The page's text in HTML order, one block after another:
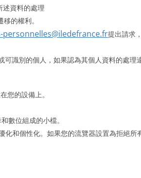
述資料的處理
的權利。
personnelles@iledefrance.fr提出請求
可識別的個人，如果認為其個人資料的處
您的設備上。
數位組成的小檔。
和個性化。如果您的流覽器設置為拒絕所